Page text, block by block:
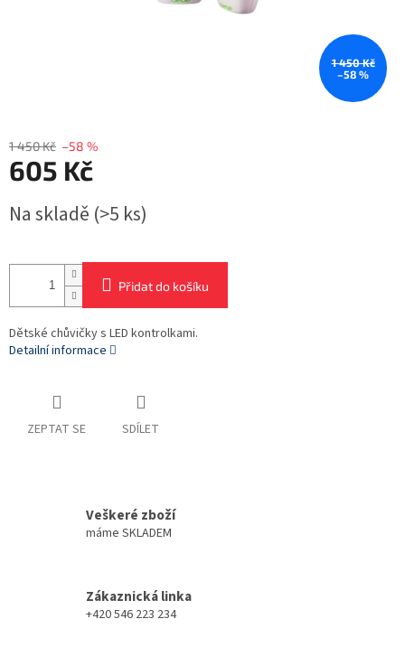
1 450 Kč
–58 %
1 450 Kč –58 %
605 Kč
cena:
Na skladě (>5 ks)
Přidat do košíku
Dětské chůvičky s LED kontrolkami.
Detailní informace
ZEPTAT SE SDÍLET
Veškeré zboží
máme SKLADEM
Zákaznická linka
+420 546 223 234